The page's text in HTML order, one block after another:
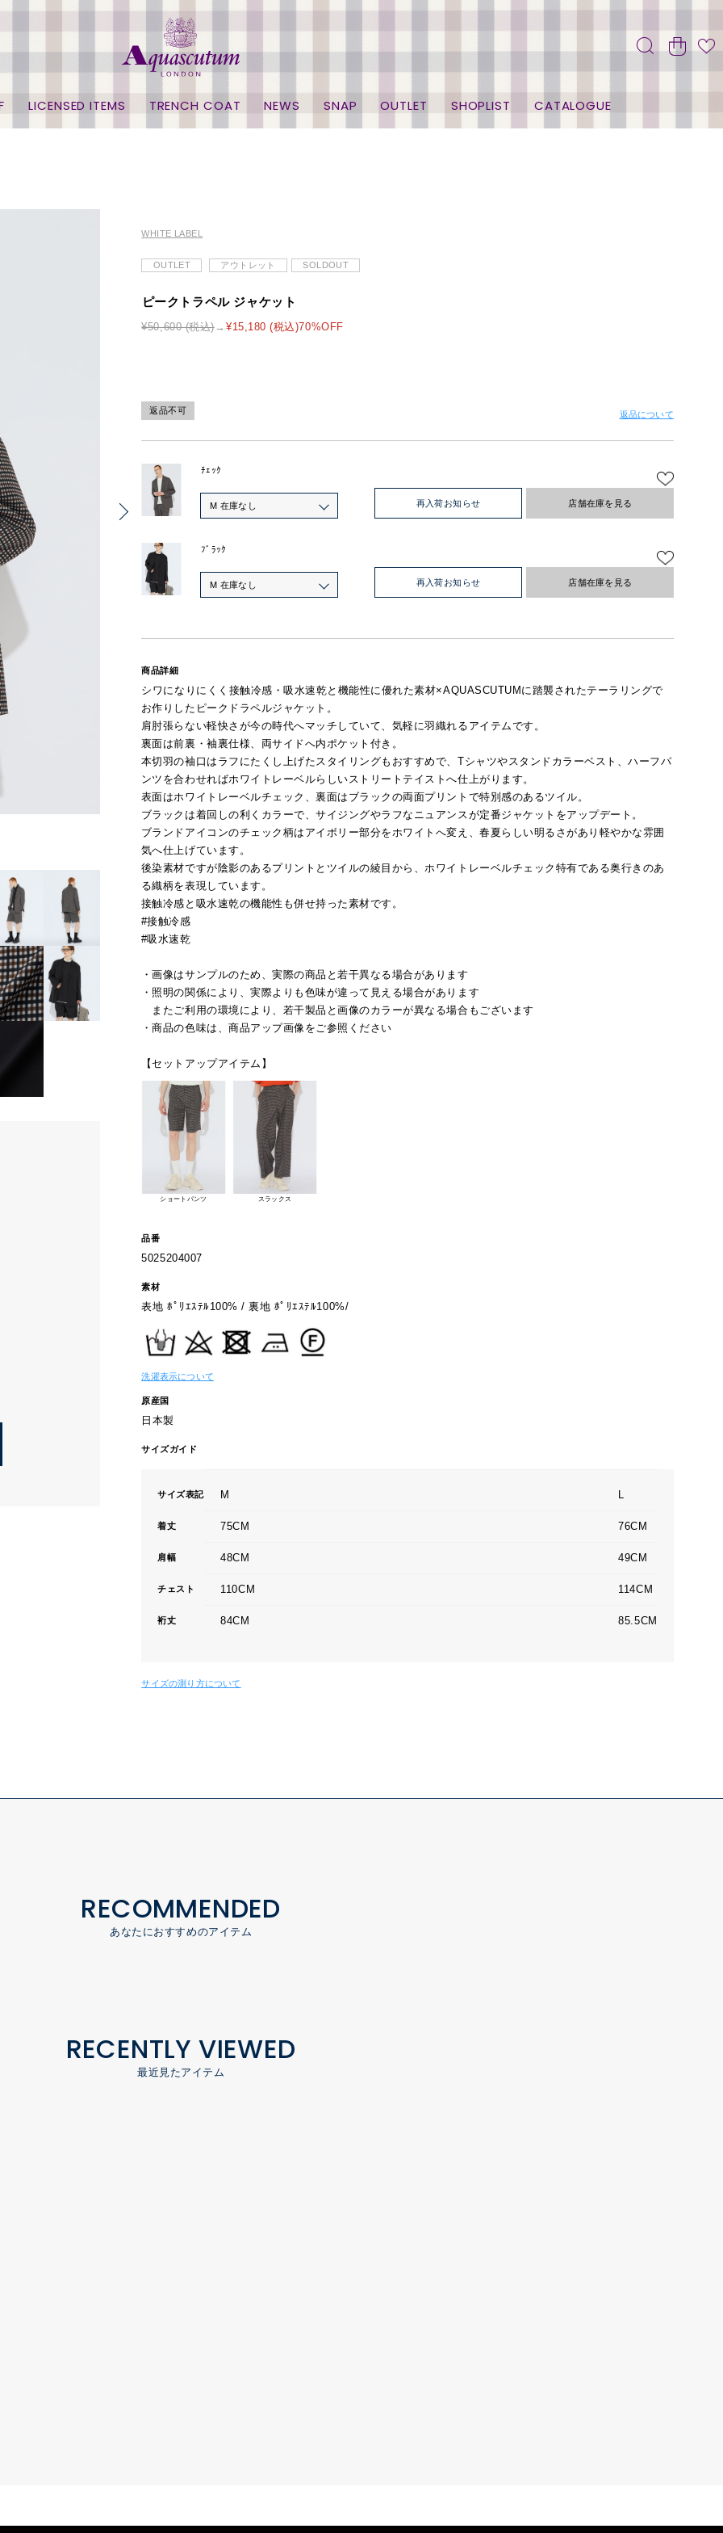
LICENSED ITEMS TRENCH COAT NEWS SNAP OUTLET SHOPLIST CATALOGUE
WHITE LABEL
OUTLET アウトレット SOLDOUT
ピークトラペル ジャケット
¥50,600 (税込) ¥15,180 (税込)70%OFF
返品不可 返品について
ﾁｪｯｸ
M 在庫なし 再入荷お知らせ 店舗在庫を見る
ﾌﾞﾗｯｸ
M 在庫なし 再入荷お知らせ 店舗在庫を見る
商品詳細
シワになりにくく接触冷感・吸水速乾と機能性に優れた素材×AQUASCUTUMに踏襲されたテーラリングで
お作りしたピークドラペルジャケット。
肩肘張らない軽快さが今の時代へマッチしていて、気軽に羽織れるアイテムです。
裏面は前裏・袖裏仕様、両サイドへ内ポケット付き。
本切羽の袖口はラフにたくし上げたスタイリングもおすすめで、Tシャツやスタンドカラーベスト、ハーフパ
ンツを合わせればホワイトレーベルらしいストリートテイストへ仕上がります。
表面はホワイトレーベルチェック、裏面はブラックの両面プリントで特別感のあるツイル。
ブラックは着回しの利くカラーで、サイジングやラフなニュアンスが定番ジャケットをアップデート。
ブランドアイコンのチェック柄はアイボリー部分をホワイトへ変え、春夏らしい明るさがあり軽やかな雰囲
気へ仕上げています。
後染素材ですが陰影のあるプリントとツイルの綾目から、ホワイトレーベルチェック特有である奥行きのあ
る織柄を表現しています。
接触冷感と吸水速乾の機能性も併せ持った素材です。
#接触冷感
#吸水速乾
・画像はサンプルのため、実際の商品と若干異なる場合があります
・照明の関係により、実際よりも色味が違って見える場合があります
またご利用の環境により、若干製品と画像のカラーが異なる場合もございます
・商品の色味は、商品アップ画像をご参照ください
【セットアップアイテム】
ショートパンツ スラックス
品番
5025204007
素材
表地 ﾎﾟﾘｴｽﾃﾙ100% / 裏地 ﾎﾟﾘｴｽﾃﾙ100%/
洗濯表示について
原産国
日本製
サイズガイド
サイズ表記 M L
着丈 75CM 76CM
肩幅 48CM 49CM
チェスト 110CM 114CM
裄丈 84CM 85.5CM
サイズの測り方について
RECOMMENDED
あなたにおすすめのアイテム
RECENTLY VIEWED
最近見たアイテム